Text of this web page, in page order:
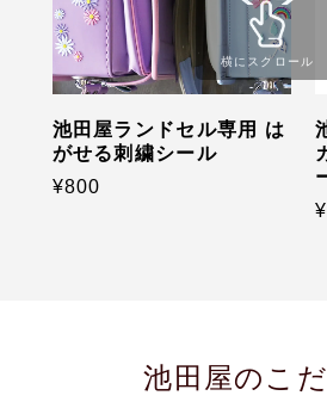
池田屋ランドセル専用 は
がせる刺繍シール
¥800
横にスクロール
池田屋のこ